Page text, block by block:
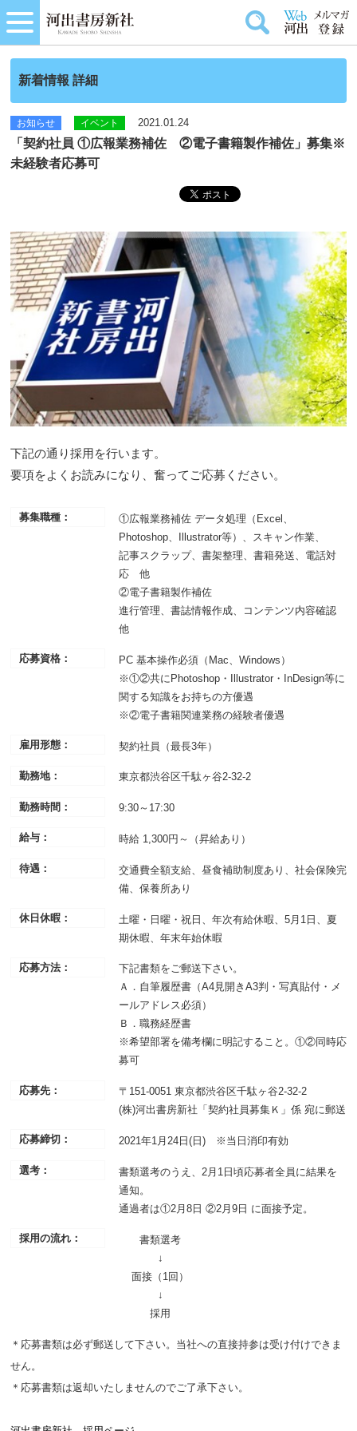
新着情報 詳細
お知らせ イベント 2021.01.24
「契約社員 ①広報業務補佐 ②電子書籍製作補佐」募集※
未経験者応募可
下記の通り採用を行います。
要項をよくお読みになり、奮ってご応募ください。
募集職種：
①広報業務補佐 データ処理（Excel、
Photoshop、Illustrator等）、スキャン作業、
記事スクラップ、書架整理、書籍発送、電話対
応 他
②電子書籍製作補佐
進行管理、書誌情報作成、コンテンツ内容確認
他
応募資格：
PC 基本操作必須（Mac、Windows）
※①②共にPhotoshop・Illustrator・InDesign等に
関する知識をお持ちの方優遇
※②電子書籍関連業務の経験者優遇
雇用形態： 契約社員（最長3年）
勤務地： 東京都渋谷区千駄ヶ谷2-32-2
勤務時間： 9:30～17:30
給与： 時給 1,300円～（昇給あり）
待遇：
交通費全額支給、昼食補助制度あり、社会保険完
備、保養所あり
休日休暇：
土曜・日曜・祝日、年次有給休暇、5月1日、夏
期休暇、年末年始休暇
応募方法：
下記書類をご郵送下さい。
Ａ．自筆履歴書（A4見開きA3判・写真貼付・メ
ールアドレス必須）
Ｂ．職務経歴書
※希望部署を備考欄に明記すること。①②同時応
募可
応募先：
〒151-0051 東京都渋谷区千駄ヶ谷2-32-2
(株)河出書房新社「契約社員募集Ｋ」係 宛に郵送
応募締切： 2021年1月24日(日) ※当日消印有効
選考：
書類選考のうえ、2月1日頃応募者全員に結果を
通知。
通過者は①2月8日 ②2月9日 に面接予定。
採用の流れ：
書類選考
↓
面接（1回）
↓
採用
＊応募書類は必ず郵送して下さい。当社への直接持参は受け付けできま
せん。
＊応募書類は返却いたしませんのでご了承下さい。